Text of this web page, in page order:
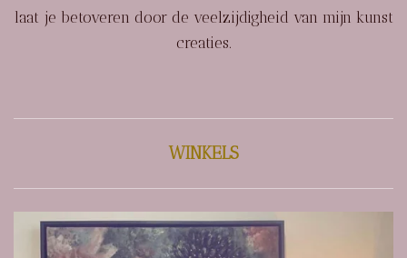
laat je betoveren door de veelzijdigheid van mijn kunst
creaties.
WINKELS